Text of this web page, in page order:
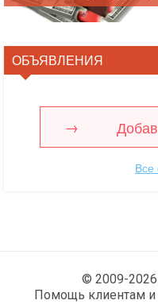
ОБЪЯВЛЕНИЯ
Все
© 2009-2026
Помощь клиентам и